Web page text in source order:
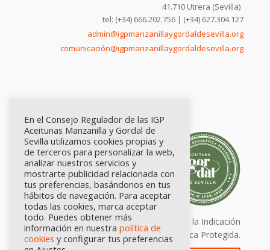
41.710 Utrera (Sevilla)
tel: (+34) 666.202.756 | (+34) 627.304.127
admin@igpmanzanillaygordaldesevilla.org
comunicación@igpmanzanillaygordaldesevilla.org
Calidad certificada por Origen. Sellos de la Indicación
Geográfica Protegida.
En el Consejo Regulador de las IGP
Aceitunas Manzanilla y Gordal de
Sevilla utilizamos cookies propias y
de terceros para personalizar la web,
analizar nuestros servicios y
mostrarte publicidad relacionada con
tus preferencias, basándonos en tus
hábitos de navegación. Para aceptar
todas las cookies, marca aceptar
todo. Puedes obtener más
información en nuestra política de
cookies y configurar tus preferencias